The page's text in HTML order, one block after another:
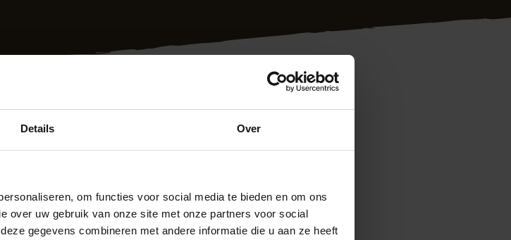
Details Over
om functies voor social media te bieden en om ons
over uw gebruik van onze site met onze partners voor social
gegevens combineren met andere informatie die u aan ze heeft
fantastisch werk geleverd. Netjes gewerkt en snel!